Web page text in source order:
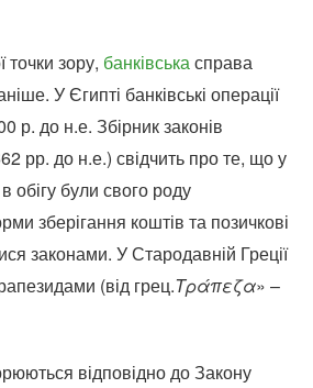
точки зору, банківськасправа
У Єгипті банківські операції
р. до н.е. Збірник законів
рр. до н.е.) свідчить про те, що у
обігу були свого роду
зберігання коштів та позичкові
законами. У Стародавній Греції
(від грец.Τράπεζα» –
відповідно до Закону